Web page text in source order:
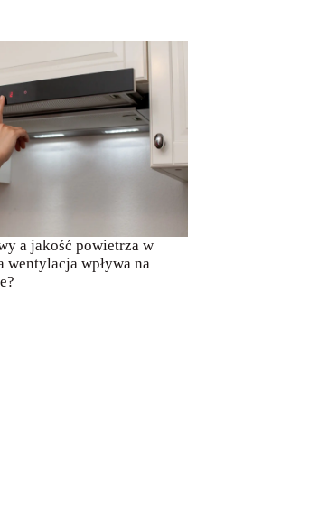
a jakość powietrza w
wentylacja wpływa na